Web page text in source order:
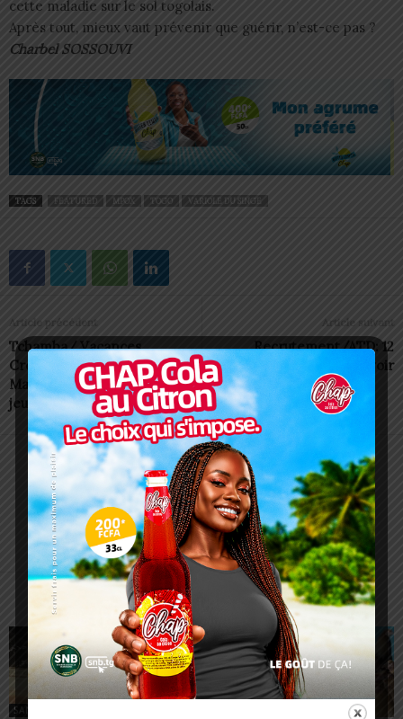
cette maladie sur le sol togolais.
Après tout, mieux vaut prévenir que guérir, n’est-ce pas ?
Charbel SOSSOUVI
TAGS FEATURED MPOX TOGO VARIOLE DU SINGE
Article précédent
Tchamba/ Vacances
Créatives : La Fondation
Mablé Agbodan initie les
jeunes aux métiers d’art
Article suivant
Recrutement/ATD: 12
postes à pourvoir
Charbel SOSSOUVI
ARTICLES CONNEXES PLUS DE L'AUTEUR
SANTÉ